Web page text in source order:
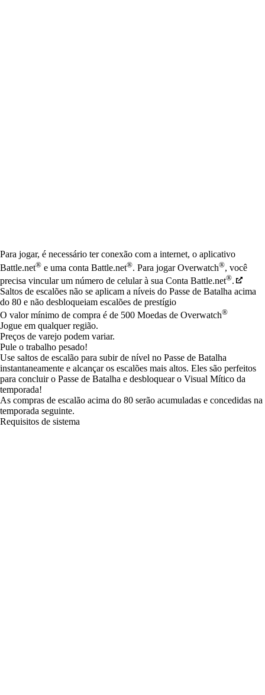
Available actions
Para jogar, é necessário ter conexão com a internet, o aplicativo
Battle.net® e uma conta Battle.net®. Para jogar Overwatch®, você
precisa vincular um número de celular à sua Conta Battle.net®.
Saltos de escalões não se aplicam a níveis do Passe de Batalha acima
do 80 e não desbloqueiam escalões de prestígio
O valor mínimo de compra é de 500 Moedas de Overwatch®
Jogue em qualquer região.
Preços de varejo podem variar.
Pule o trabalho pesado!
Use saltos de escalão para subir de nível no Passe de Batalha
instantaneamente e alcançar os escalões mais altos. Eles são perfeitos
para concluir o Passe de Batalha e desbloquear o Visual Mítico da
temporada!
As compras de escalão acima do 80 serão acumuladas e concedidas na
temporada seguinte.
Requisitos de sistema